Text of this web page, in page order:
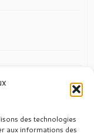
des technologies
aux informations des